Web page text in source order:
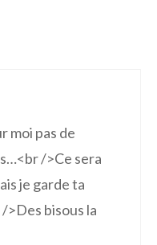
moi pas de
/>Ce sera
je garde ta
bisous la